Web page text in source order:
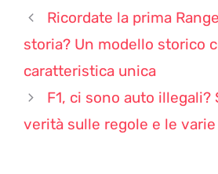
Ricordate la prima
storia? Un modello storico
caratteristica unica
F1, ci sono auto
verità sulle regole e le